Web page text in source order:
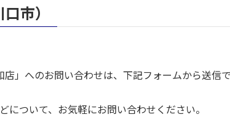
市）
」へのお問い合わせは、下記フォームから送信
ついて、お気軽にお問い合わせください。